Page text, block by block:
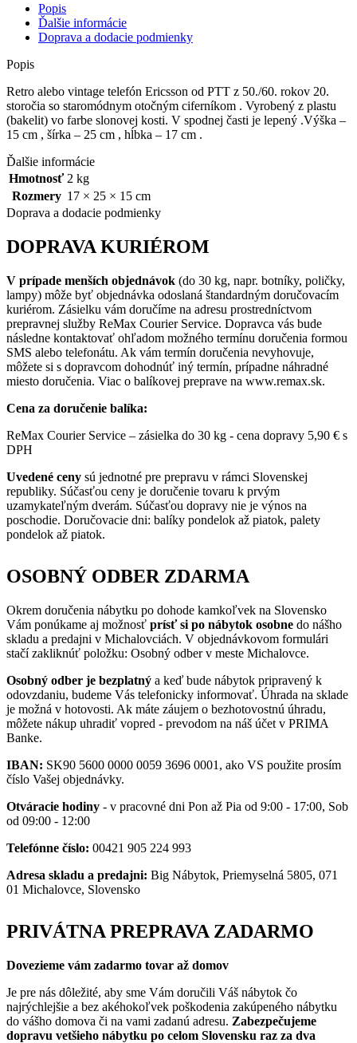
Popis
Ďalšie informácie
Doprava a dodacie podmienky
Popis
Retro alebo vintage telefón Ericsson od PTT z 50./60. rokov 20.
storočia so staromódnym otočným ciferníkom . Vyrobený z plastu
(bakelit) vo farbe slonovej kosti. V spodnej časti je lepený .Výška –
15 cm , šírka – 25 cm , hĺbka – 17 cm .
Ďalšie informácie
Hmotnosť 2 kg
Rozmery 17 × 25 × 15 cm
Doprava a dodacie podmienky
DOPRAVA KURIÉROM
V prípade menších objednávok (do 30 kg, napr. botníky, poličky,
lampy) môže byť objednávka odoslaná štandardným doručovacím
kuriérom. Zásielku vám doručíme na adresu prostredníctvom
prepravnej služby ReMax Courier Service. Dopravca vás bude
následne kontaktovať ohľadom možného termínu doručenia formou
SMS alebo telefonátu. Ak vám termín doručenia nevyhovuje,
môžete si s dopravcom dohodnúť iný termín, prípadne náhradné
miesto doručenia. Viac o balíkovej preprave na www.remax.sk.
Cena za doručenie balíka:
ReMax Courier Service – zásielka do 30 kg - cena dopravy 5,90 € s
DPH
Uvedené ceny sú jednotné pre prepravu v rámci Slovenskej
republiky. Súčasťou ceny je doručenie tovaru k prvým
uzamykateľným dverám. Súčasťou dopravy nie je výnos na
poschodie. Doručovacie dni: balíky pondelok až piatok, palety
pondelok až piatok.
OSOBNÝ ODBER ZDARMA
Okrem doručenia nábytku po dohode kamkoľvek na Slovensko
Vám ponúkame aj možnosť prísť si po nábytok osobne do nášho
skladu a predajni v Michalovciách. V objednávkovom formulári
stačí zakliknúť položku: Osobný odber v meste Michalovce.
Osobný odber je bezplatný a keď bude nábytok pripravený k
odovzdaniu, budeme Vás telefonicky informovať. Úhrada na sklade
je možná v hotovosti. Ak máte záujem o bezhotovostnú úhradu,
môžete nákup uhradiť vopred - prevodom na náš účet v PRIMA
Banke.
IBAN: SK90 5600 0000 0059 3696 0001, ako VS použite prosím
číslo Vašej objednávky.
Otváracie hodiny - v pracovné dni Pon až Pia od 9:00 - 17:00, Sob
od 09:00 - 12:00
Telefónne číslo: 00421 905 224 993
Adresa skladu a predajni: Big Nábytok, Priemyselná 5805, 071
01 Michalovce, Slovensko
PRIVÁTNA PREPRAVA ZADARMO
Dovezieme vám zadarmo tovar až domov
Je pre nás dôležité, aby sme Vám doručili Váš nábytok čo
najrýchlejšie a bez akéhokoľvek poškodenia zakúpeného nábytku
do vášho domova či na vami zadanú adresu. Zabezpečujeme
dopravu vetšieho nábytku po celom Slovensku raz za dva